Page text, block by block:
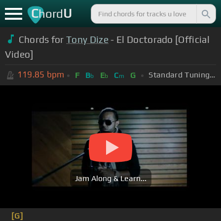
ChordU
Chords forTony Dize - El Doctorado [Official
Video]
119.85 bpm F Bb Eb Cm G Standard Tuning (EADGBE)
Jam Along & Learn...
[G]